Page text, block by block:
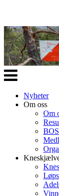
Veksle
navigasjon
Nyheter
Om oss
Om